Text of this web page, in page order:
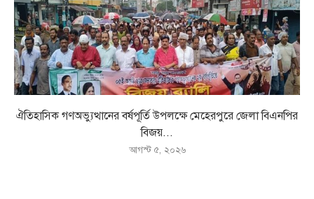
ঐতিহাসিক গণঅভ্যুত্থানের বর্ষপূর্তি উপলক্ষে মেহেরপুরে জেলা বিএনপির
বিজয়...
আগস্ট ৫, ২০২৬